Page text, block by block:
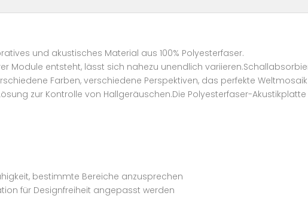
und akustisches Material aus 100% Polyesterfaser.
Module entsteht, lässt sich nahezu unendlich
Farben, verschiedene Perspektiven, das perfekte
zur Kontrolle von Hallgeräuschen.Die Polyesterfaser-
bestimmte Bereiche anzusprechen
für Designfreiheit angepasst werden